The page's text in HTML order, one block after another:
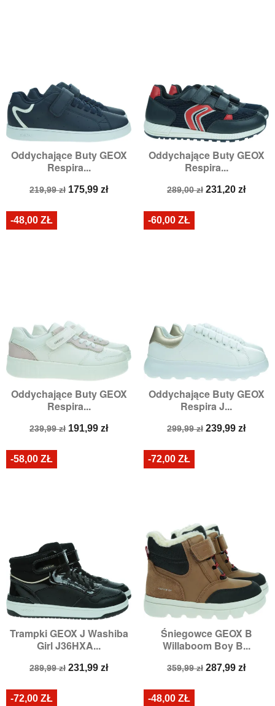
Oddychające Buty GEOX
Respira...
Cena
219,99 zł Cena
175,99 zł
Oddychające Buty GEOX
Respira...
Cena
289,00 zł Cena
231,20 zł
Oddychające Buty GEOX
Respira...
Cena
239,99 zł Cena
191,99 zł
-48,00 ZŁ
Oddychające Buty GEOX
Respira J...
Cena
299,99 zł Cena
239,99 zł
-60,00 ZŁ
Trampki GEOX J Washiba
Girl J36HXA...
Cena
289,99 zł Cena
231,99 zł
-58,00 ZŁ
Śniegowce GEOX B
Willaboom Boy B...
Cena
359,99 zł Cena
287,99 zł
-72,00 ZŁ
-72,00 ZŁ -48,00 ZŁ